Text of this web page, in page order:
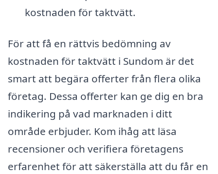
kostnaden för taktvätt.
För att få en rättvis bedömning av
kostnaden för taktvätt i Sundom är det
smart att begära offerter från flera olika
företag. Dessa offerter kan ge dig en bra
indikering på vad marknaden i ditt
område erbjuder. Kom ihåg att läsa
recensioner och verifiera företagens
erfarenhet för att säkerställa att du får en